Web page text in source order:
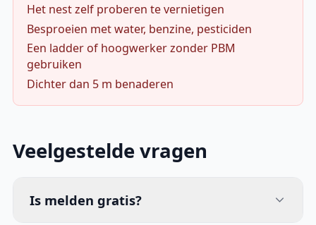
Het nest zelf proberen te vernietigen
Besproeien met water, benzine, pesticiden
Een ladder of hoogwerker zonder PBM
gebruiken
Dichter dan 5 m benaderen
Veelgestelde vragen
Is melden gratis?